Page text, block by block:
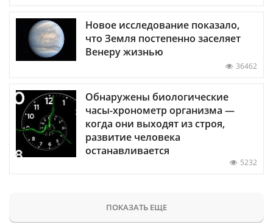
Новое исследование показало,
что Земля постепенно заселяет
Венеру жизнью
36462
Обнаружены биологические
часы-хронометр организма —
когда они выходят из строя,
развитие человека
останавливается
5232
ПОКАЗАТЬ ЕЩЕ